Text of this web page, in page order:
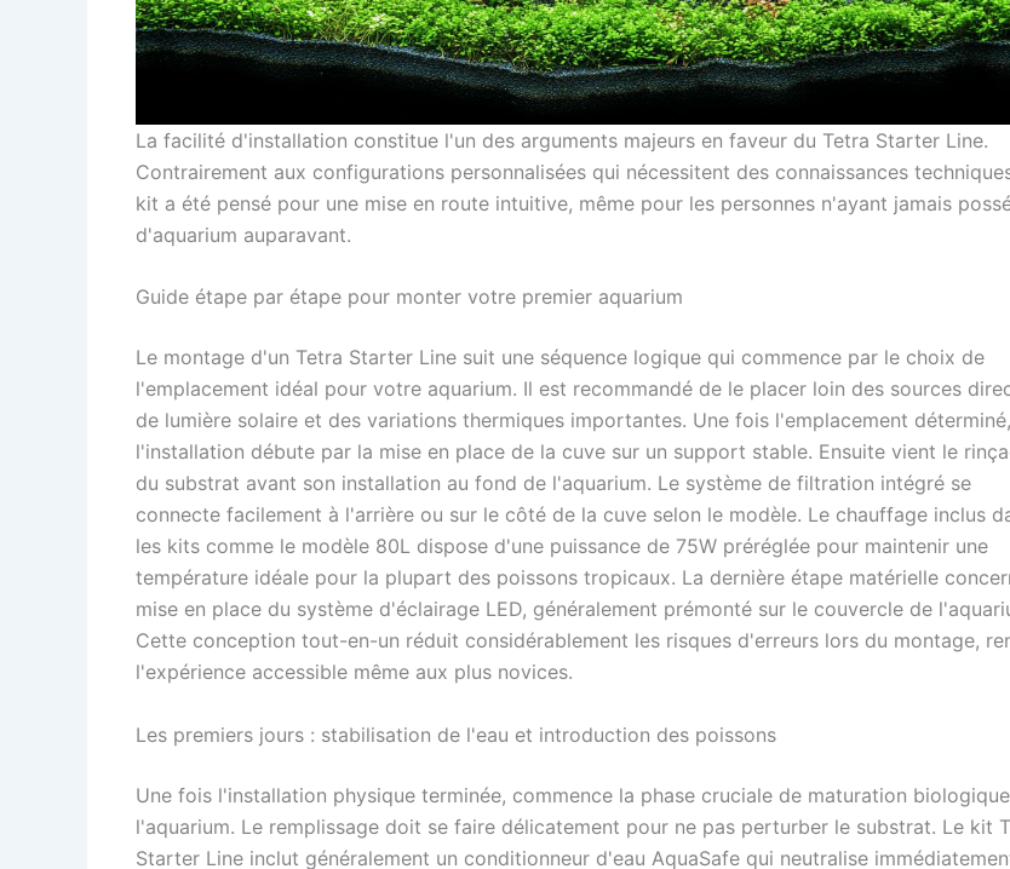
La facilité d'installation constitue l'un des arguments majeurs en faveur du Tetra Starter Line.
Contrairement aux configurations personnalisées qui nécessitent des connaissances
kit a été pensé pour une mise en route intuitive, même pour les personnes n'ayant jamais
d'aquarium auparavant.
Guide étape par étape pour monter votre premier aquarium
Le montage d'un Tetra Starter Line suit une séquence logique qui commence par le choix de
l'emplacement idéal pour votre aquarium. Il est recommandé de le placer loin des sources
de lumière solaire et des variations thermiques importantes. Une fois l'emplacement déterminé,
l'installation débute par la mise en place de la cuve sur un support stable. Ensuite vient le
du substrat avant son installation au fond de l'aquarium. Le système de filtration intégré se
connecte facilement à l'arrière ou sur le côté de la cuve selon le modèle. Le chauffage inclus
les kits comme le modèle 80L dispose d'une puissance de 75W préréglée pour maintenir une
température idéale pour la plupart des poissons tropicaux. La dernière étape matérielle
mise en place du système d'éclairage LED, généralement prémonté sur le couvercle de
Cette conception tout-en-un réduit considérablement les risques d'erreurs lors du montage,
l'expérience accessible même aux plus novices.
Les premiers jours : stabilisation de l'eau et introduction des poissons
Une fois l'installation physique terminée, commence la phase cruciale de maturation
l'aquarium. Le remplissage doit se faire délicatement pour ne pas perturber le substrat. Le kit
Starter Line inclut généralement un conditionneur d'eau AquaSafe qui neutralise